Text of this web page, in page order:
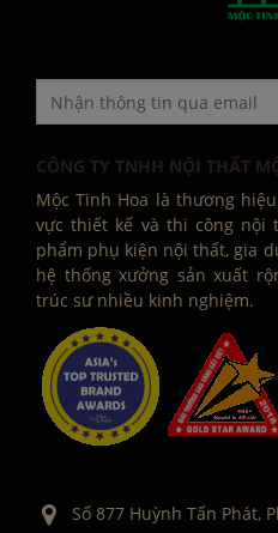
CÔNG TY TNHH NỘI THẤT
Mộc Tinh Hoa là thương
vực thiết kế và thi công nội
phẩm phụ kiện nội thất, gia
hệ thống xưởng sản xuất
trúc sư nhiều kinh nghiệm.
Số 877 Huỳnh Tấn Phát,